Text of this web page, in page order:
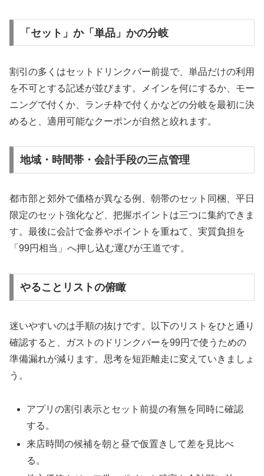
「セット」か「単品」かの分岐
割引の多くはセットドリンクバー前提で、単品だけの利用
を不可とする記述が並びます。メインを何にするか、モー
ニングで付くか、ランチ枠で付くかなどの分岐を最初に決
めると、適用可能なクーポンが自然と絞れます。
地域・時間帯・会計手段の三点管理
都市部と郊外で価格が異なる例、朝帯のセット同梱、平日
限定のセット強化など、把握ポイントは三つに集約できま
す。最後に会計で金券やポイントを重ねて、実質負担を
「99円相当」へ押し込む運びが王道です。
やることリストの俯瞰
迷いやすいのは手順の抜けです。以下のリストをひと通り
確認すると、ガストのドリンクバーを99円で使うための
準備漏れが減ります。思考を短距離走に変えていきましょ
う。
アプリの割引表示とセット前提の有無を同時に確認
する。
来店時間の候補を朝と昼で仮置きして差を見比べ
る。